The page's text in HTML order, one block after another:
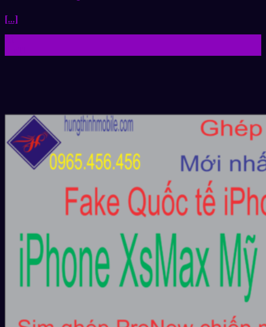
[...]